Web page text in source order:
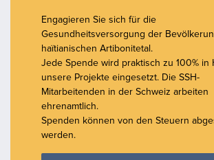
Engagieren Sie sich für die
Gesundheitsversorgung der
haïtianischen Artibonitetal.
Jede Spende wird praktisch zu 100% in
unsere Projekte eingesetzt. Die SSH-
Mitarbeitenden in der Schweiz arbeiten
ehrenamtlich.
Spenden können von den Steuern
werden.